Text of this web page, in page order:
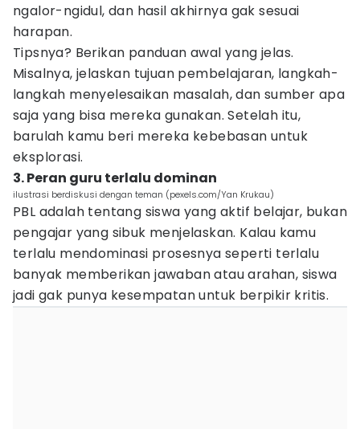
ngalor-ngidul, dan hasil akhirnya gak sesuai
harapan.
Tipsnya? Berikan panduan awal yang jelas.
Misalnya, jelaskan tujuan pembelajaran, langkah-
langkah menyelesaikan masalah, dan sumber apa
saja yang bisa mereka gunakan. Setelah itu,
barulah kamu beri mereka kebebasan untuk
eksplorasi.
3. Peran guru terlalu dominan
ilustrasi berdiskusi dengan teman (pexels.com/Yan Krukau)
PBL adalah tentang siswa yang aktif belajar, bukan
pengajar yang sibuk menjelaskan. Kalau kamu
terlalu mendominasi prosesnya seperti terlalu
banyak memberikan jawaban atau arahan, siswa
jadi gak punya kesempatan untuk berpikir kritis.